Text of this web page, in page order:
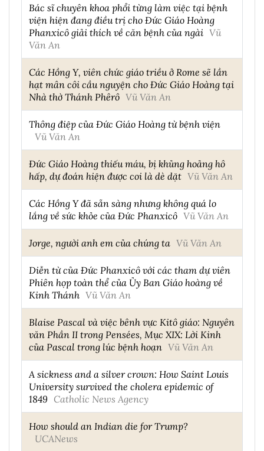
Bác sĩ chuyên khoa phổi từng làm việc tại bệnh
viện hiện đang điều trị cho Đức Giáo Hoàng
Phanxicô giải thích về căn bệnh của ngài Vũ
Văn An
Các Hồng Y, viên chức giáo triều ở Rome sẽ lần
hạt mân côi cầu nguyện cho Đức Giáo Hoàng tại
Nhà thờ Thánh Phêrô Vũ Văn An
Thông điệp của Đức Giáo Hoàng từ bệnh viện
Vũ Văn An
Đức Giáo Hoàng thiếu máu, bị khủng hoảng hô
hấp, dự đoán hiện được coi là dè dặt Vũ Văn An
Các Hồng Y đã sẵn sàng nhưng không quá lo
lắng về sức khỏe của Đức Phanxicô Vũ Văn An
Jorge, người anh em của chúng ta Vũ Văn An
Diễn từ của Đức Phanxicô với các tham dự viên
Phiên họp toàn thể của Ủy Ban Giáo hoàng về
Kinh Thánh Vũ Văn An
Blaise Pascal và việc bênh vực Kitô giáo: Nguyên
văn Phần II trong Pensées, Mục XIX: Lời Kinh
của Pascal trong lúc bệnh hoạn Vũ Văn An
A sickness and a silver crown: How Saint Louis
University survived the cholera epidemic of
1849 Catholic News Agency
How should an Indian die for Trump?
UCANews